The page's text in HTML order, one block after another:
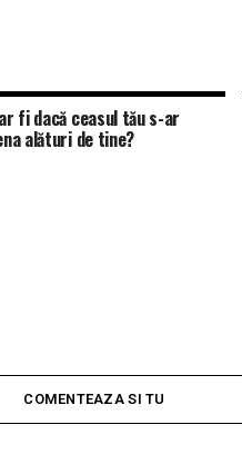
fi dacă ceasul tău s-ar
alături de tine?
COMENTEAZA SI TU